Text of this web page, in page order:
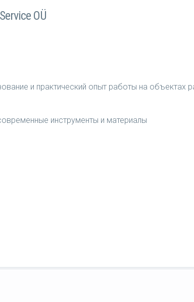
OÜ
и практический опыт работы на объектах
инструменты и материалы